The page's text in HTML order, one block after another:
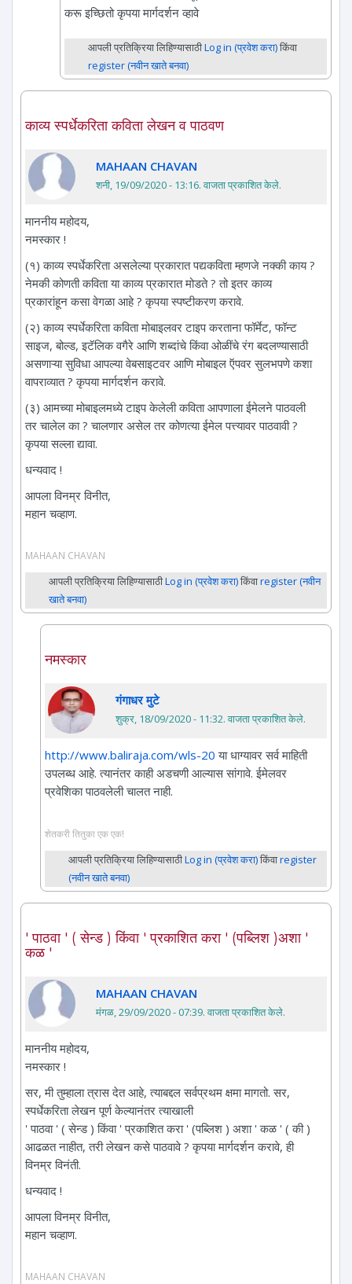
करू इच्छितो कृपया मार्गदर्शन व्हावे
आपली प्रतिक्रिया लिहिण्यासाठीLog in (प्रवेश करा)किंवा
register (नवीन खाते बनवा)
काव्य स्पर्धेकरिता कविता लेखन व पाठवण
MAHAAN CHAVAN
शनी, 19/09/2020 - 13:16. वाजता प्रकाशित केले.
माननीय महोदय,
नमस्कार !
(१) काव्य स्पर्धेकरिता असलेल्या प्रकारात पद्यकविता म्हणजे नक्की काय ?
नेमकी कोणती कविता या काव्य प्रकारात मोडते ? तो इतर काव्य
प्रकारांहून कसा वेगळा आहे ? कृपया स्पष्टीकरण करावे.
(२) काव्य स्पर्धेकरिता कविता मोबाइलवर टाइप करताना फॉर्मेट, फॉन्ट
साइज, बोल्ड, इटॅलिक वगैरे आणि शब्दांचे किंवा ओळींचे रंग बदलण्यासाठी
असणाऱ्या सुविधा आपल्या वेबसाइटवर आणि मोबाइल ऍपवर सुलभपणे कशा
वापराव्यात ? कृपया मार्गदर्शन करावे.
(३) आमच्या मोबाइलमध्ये टाइप केलेली कविता आपणाला ईमेलने पाठवली
तर चालेल का ? चालणार असेल तर कोणत्या ईमेल पत्त्यावर पाठवावी ?
कृपया सल्ला द्यावा.
धन्यवाद !
आपला विनम्र विनीत,
महान चव्हाण.
MAHAAN CHAVAN
आपली प्रतिक्रिया लिहिण्यासाठीLog in (प्रवेश करा)किंवाregister (नवीन
खाते बनवा)
नमस्कार
गंगाधर मुटे
शुक्र, 18/09/2020 - 11:32. वाजता प्रकाशित केले.
http://www.baliraja.com/wls-20 या धाग्यावर सर्व माहिती
उपलब्ध आहे. त्यानंतर काही अडचणी आल्यास सांगावे. ईमेलवर
प्रवेशिका पाठवलेली चालत नाही.
शेतकरी तितुका एक एक!
आपली प्रतिक्रिया लिहिण्यासाठीLog in (प्रवेश करा)किंवाregister
(नवीन खाते बनवा)
' पाठवा ' ( सेन्ड ) किंवा ' प्रकाशित करा ' (पब्लिश )अशा '
कळ '
MAHAAN CHAVAN
मंगळ, 29/09/2020 - 07:39. वाजता प्रकाशित केले.
माननीय महोदय,
नमस्कार !
सर, मी तुम्हाला त्रास देत आहे, त्याबद्दल सर्वप्रथम क्षमा मागतो. सर,
स्पर्धेकरिता लेखन पूर्ण केल्यानंतर त्याखाली
' पाठवा ' ( सेन्ड ) किंवा ' प्रकाशित करा ' (पब्लिश ) अशा ' कळ ' ( की )
आढळत नाहीत, तरी लेखन कसे पाठवावे ? कृपया मार्गदर्शन करावे, ही
विनम्र विनंती.
धन्यवाद !
आपला विनम्र विनीत,
महान चव्हाण.
MAHAAN CHAVAN